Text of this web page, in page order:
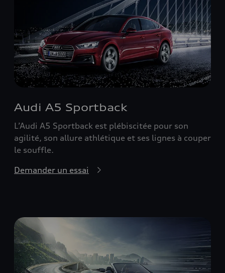
Audi A5 Sportback
L’Audi A5 Sportback est plébiscitée pour son
agilité, son allure athlétique et ses lignes à couper
le souffle.
Demander un essai